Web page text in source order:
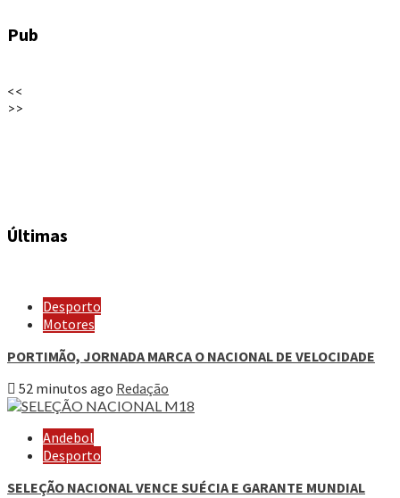
Pub
<<
>>
Últimas
Desporto
Motores
PORTIMÃO, JORNADA MARCA O NACIONAL DE VELOCIDADE
52 minutos ago Redação
Andebol
Desporto
SELEÇÃO NACIONAL VENCE SUÉCIA E GARANTE MUNDIAL